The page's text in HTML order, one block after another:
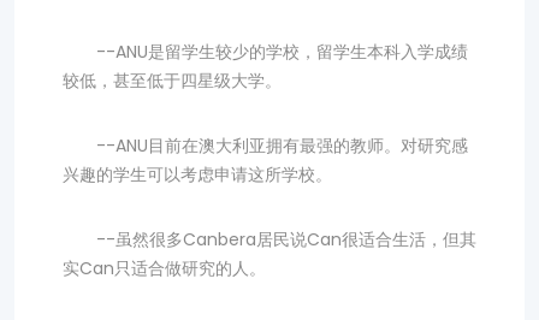
--ANU是留学生较少的学校，留学生本科入学成绩
较低，甚至低于四星级大学。
--ANU目前在澳大利亚拥有最强的教师。对研究感
兴趣的学生可以考虑申请这所学校。
--虽然很多Canbera居民说Can很适合生活，但其
实Can只适合做研究的人。